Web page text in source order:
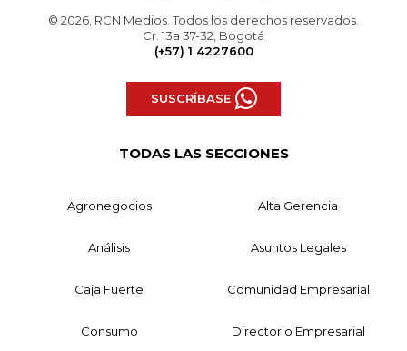
© 2026, RCN Medios. Todos los derechos reservados.
Cr. 13a 37-32, Bogotá
(+57) 1 4227600
SUSCRÍBASE
TODAS LAS SECCIONES
Agronegocios Alta Gerencia
Análisis Asuntos Legales
Caja Fuerte Comunidad Empresarial
Consumo Directorio Empresarial